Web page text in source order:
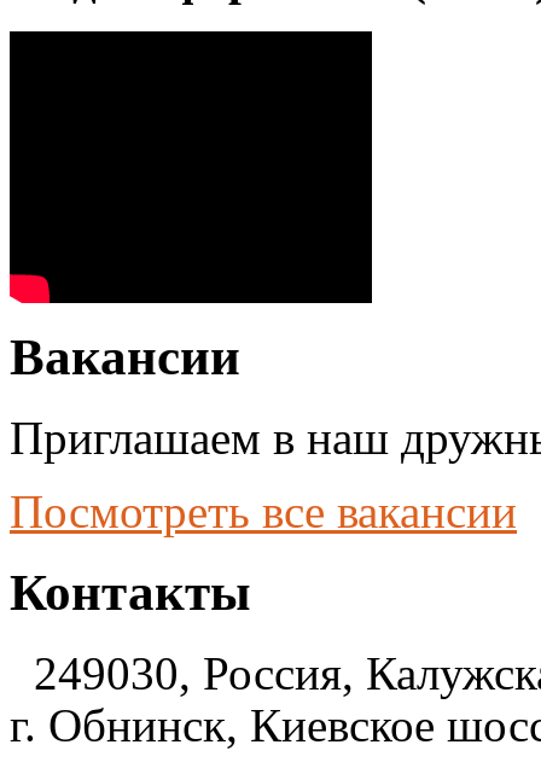
Вакансии
Приглашаем в наш
Посмотреть все вакансии
Контакты
249030, Россия,
г. Обнинск, Киевское